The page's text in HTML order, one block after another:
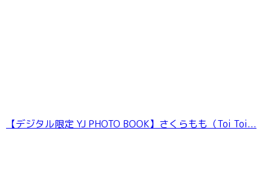
【デジタル限定 YJ PHOTO BOOK】さくらもも（Toi Toi...